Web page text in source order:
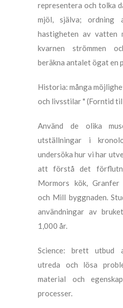
representera och tolka
mjöl, själva; ordning
hastigheten av vatten
kvarnen strömmen
beräkna antalet ögat en
Historia: många
och livsstilar " (Forntid
Använd de olika
utställningar i
undersöka hur vi har
att förstå det
Mormors kök, Granfer
och Mill byggnaden.
användningar av
1,000 år.
Science: brett utbud
utreda och lösa
material och
processer.